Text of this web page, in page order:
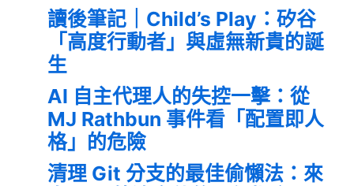
讀後筆記｜Child’s Play：矽谷
「高度行動者」與虛無新貴的誕
生
AI 自主代理人的失控一擊：從
MJ Rathbun 事件看「配置即人
格」的危險
清理 Git 分支的最佳偷懶法：來